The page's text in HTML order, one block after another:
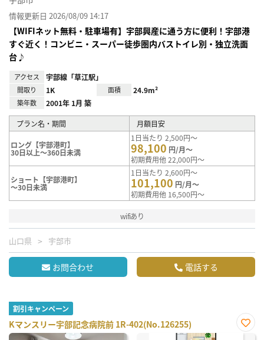
情報更新日 2026/08/09 14:17
【WIFIネット無料・駐車場有】宇部興産に通う方に便利！宇部港
すぐ近く！コンビニ・スーパー徒歩圏内バストイレ別・独立洗面
台♪
アクセス 宇部線「草江駅」
間取り 1K 面積 24.9m²
築年数 2001年 1月 築
プラン名・期間 月額目安
ロング【宇部港町】
30日以上～360日未満
1日当たり 2,500円～
98,100 円/月～
初期費用他 22,000円～
ショート【宇部港町】
～30日未満
1日当たり 2,600円～
101,100 円/月～
初期費用他 16,500円～
wifiあり
山口県 宇部市
お問合わせ 電話する
割引キャンペーン
Kマンスリー宇部記念病院前 1R-402(No.126255)
お気